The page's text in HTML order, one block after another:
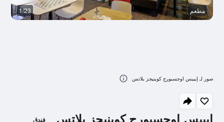
إيبيس اوجسبورج كوينيجز بلاتس فندق
مطعم 1/23
صور لـ إيبيس اوجسبورج كوينيجز بلاتس